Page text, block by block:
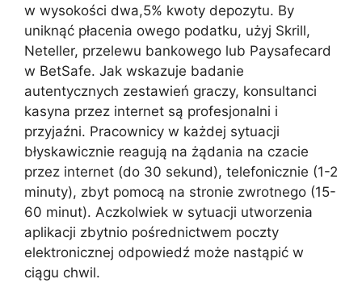
w wysokości dwa,5% kwoty depozytu. By
uniknąć płacenia owego podatku, użyj Skrill,
Neteller, przelewu bankowego lub Paysafecard
w BetSafe. Jak wskazuje badanie
autentycznych zestawień graczy, konsultanci
kasyna przez internet są profesjonalni i
przyjaźni. Pracownicy w każdej sytuacji
błyskawicznie reagują na żądania na czacie
przez internet (do 30 sekund), telefonicznie (1-2
minuty), zbyt pomocą na stronie zwrotnego (15-
60 minut). Aczkolwiek w sytuacji utworzenia
aplikacji zbytnio pośrednictwem poczty
elektronicznej odpowiedź może nastąpić w
ciągu chwil.